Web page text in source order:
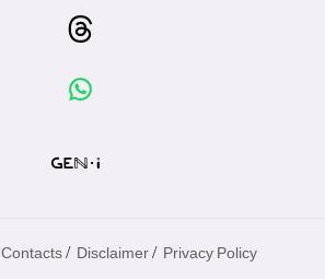
Contacts / Disclaimer / Privacy Policy